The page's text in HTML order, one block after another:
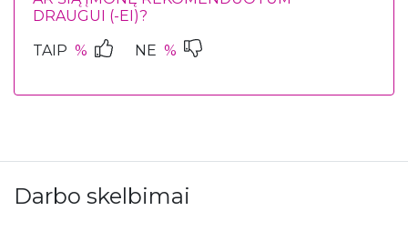
DRAUGUI (-EI)?
TAIP % NE %
Darbo skelbimai